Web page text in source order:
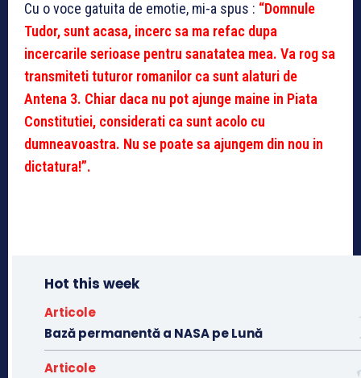
Cu o voce gatuita de emotie, mi-a spus : “Domnule
Tudor, sunt acasa, incerc sa ma refac dupa
incercarile serioase pentru sanatatea mea. Va rog sa
transmiteti tuturor romanilor ca sunt alaturi de
Antena 3. Chiar daca nu pot ajunge maine in Piata
Constitutiei, considerati ca sunt acolo cu
dumneavoastra. Nu se poate sa ajungem din nou in
dictatura!”.
Hot this week
Articole
Bază permanentă a NASA pe Lună
Articole